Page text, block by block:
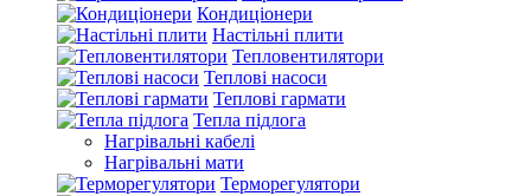
Кондиціонери
Настільні плити
Тепловентилятори
Теплові насоси
Теплові гармати
Тепла підлога
Нагрівальні кабелі
Нагрівальні мати
Терморегулятори